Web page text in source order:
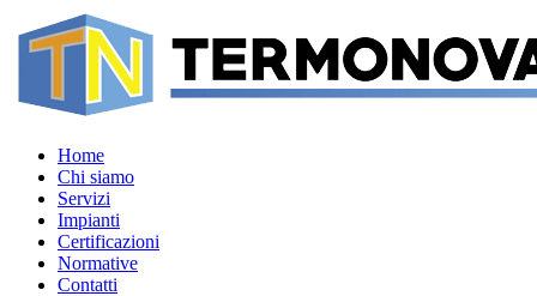
Home
Chi siamo
Servizi
Impianti
Certificazioni
Normative
Contatti